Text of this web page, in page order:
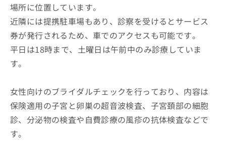
場所に位置しています。
近隣には提携駐車場もあり、診察を受けるとサービス
券が発行されるため、車でのアクセスも可能です。
平日は18時まで、土曜日は午前中のみ診療していま
す。
女性向けのブライダルチェックを行っており、内容は
保険適用の子宮と卵巣の超音波検査、子宮頚部の細胞
診、分泌物の検査や自費診療の風疹の抗体検査などで
す。